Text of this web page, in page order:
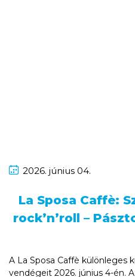
2026. június 04.
La Sposa Caffè:
rock’n’roll –
A La Sposa Caffè különleges
vendégeit 2026. június 4-én.